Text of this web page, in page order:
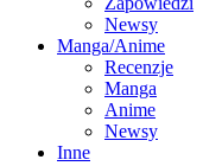
Newsy
Manga/Anime
Recenzje
Manga
Anime
Newsy
Inne